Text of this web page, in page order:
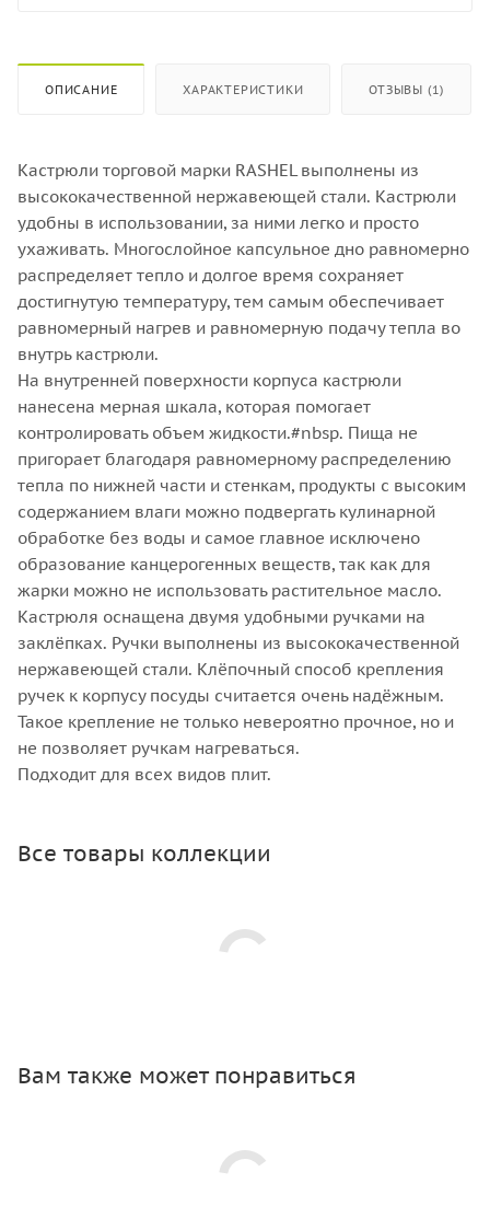
ОПИСАНИЕ ХАРАКТЕРИСТИКИ ОТЗЫВЫ (1)
Кастрюли торговой марки RASHEL выполнены из
высококачественной нержавеющей стали. Кастрюли
удобны в использовании, за ними легко и просто
ухаживать. Многослойное капсульное дно равномерно
распределяет тепло и долгое время сохраняет
достигнутую температуру, тем самым обеспечивает
равномерный нагрев и равномерную подачу тепла во
внутрь кастрюли.
На внутренней поверхности корпуса кастрюли
нанесена мерная шкала, которая помогает
контролировать объем жидкости.#nbsp. Пища не
пригорает благодаря равномерному распределению
тепла по нижней части и стенкам, продукты с высоким
содержанием влаги можно подвергать кулинарной
обработке без воды и самое главное исключено
образование канцерогенных веществ, так как для
жарки можно не использовать растительное масло.
Кастрюля оснащена двумя удобными ручками на
заклёпках. Ручки выполнены из высококачественной
нержавеющей стали. Клёпочный способ крепления
ручек к корпусу посуды считается очень надёжным.
Такое крепление не только невероятно прочное, но и
не позволяет ручкам нагреваться.
Подходит для всех видов плит.
Все товары коллекции
Вам также может понравиться